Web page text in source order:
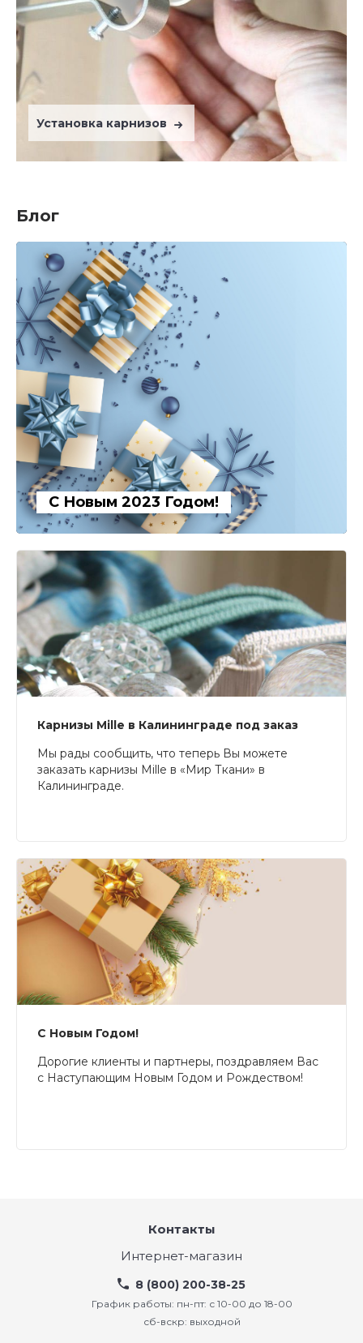
Установка карнизов
Блог
С Новым 2023 Годом!
Карнизы Mille в Калининграде под заказ
Мы рады сообщить, что теперь Вы можете
заказать карнизы Mille в «Мир Ткани» в
Калининграде.
С Новым Годом!
Дорогие клиенты и партнеры, поздравляем Вас
с Наступающим Новым Годом и Рождеством!
Контакты
Интернет-магазин
8 (800) 200-38-25
График работы: пн-пт: с 10-00 до 18-00
сб-вскр: выходной